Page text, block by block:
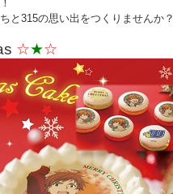
と315の思い出をつくりませんか？
☆★☆